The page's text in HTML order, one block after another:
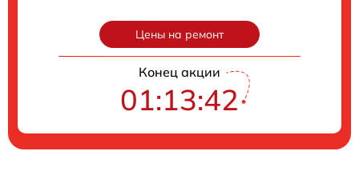
Цены на ремонт
Конец акции
01:13:41